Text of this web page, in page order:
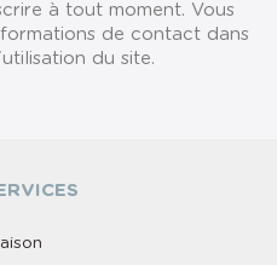
à tout moment. Vous
de contact dans
du site.